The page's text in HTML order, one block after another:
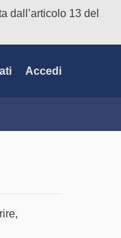
dall’articolo 13 del
Accedi